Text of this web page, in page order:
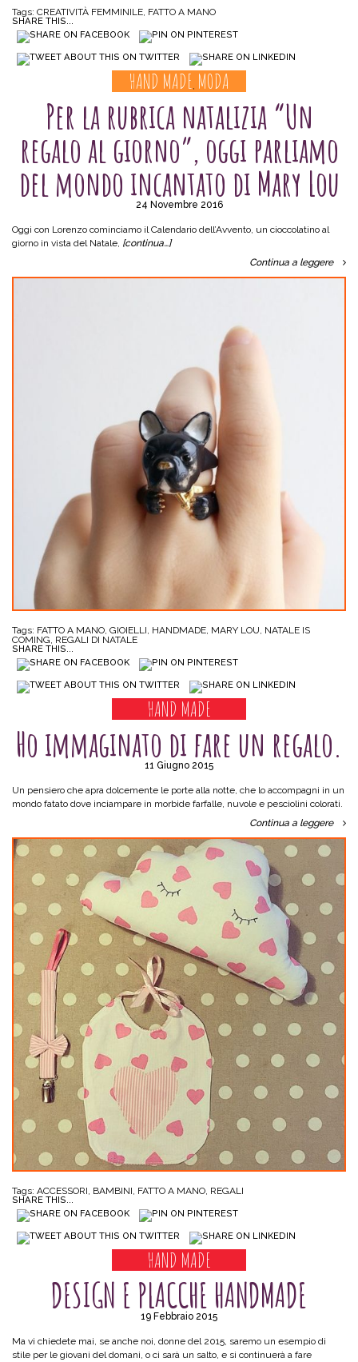
Tags: CREATIVITÀ FEMMINILE, FATTO A MANO
SHARE THIS...
HAND MADE , MODA
Per la rubrica natalizia “Un
regalo al giorno”, oggi parliamo
del mondo incantato di Mary Lou
24 Novembre 2016
Oggi con Lorenzo cominciamo il Calendario dell’Avvento, un cioccolatino al
giorno in vista del Natale, [continua…]
Continua a leggere
Tags: FATTO A MANO, GIOIELLI, HANDMADE, MARY LOU, NATALE IS
COMING, REGALI DI NATALE
SHARE THIS...
HAND MADE
Ho immaginato di fare un regalo.
11 Giugno 2015
Un pensiero che apra dolcemente le porte alla notte, che lo accompagni in un
mondo fatato dove inciampare in morbide farfalle, nuvole e pesciolini colorati.
Continua a leggere
Tags: ACCESSORI, BAMBINI, FATTO A MANO, REGALI
SHARE THIS...
HAND MADE
DESIGN E PLACCHE HANDMADE
19 Febbraio 2015
Ma vi chiedete mai, se anche noi, donne del 2015, saremo un esempio di
stile per le giovani del domani, o ci sarà un salto, e si continuerà a fare